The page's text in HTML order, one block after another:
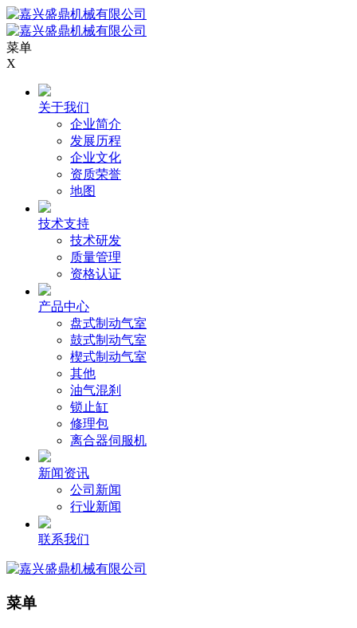
菜单
X
关于我们
企业简介
发展历程
企业文化
资质荣誉
地图
技术支持
技术研发
质量管理
资格认证
产品中心
盘式制动气室
鼓式制动气室
楔式制动气室
其他
油气混刹
锁止缸
修理包
离合器伺服机
新闻资讯
公司新闻
行业新闻
联系我们
菜单